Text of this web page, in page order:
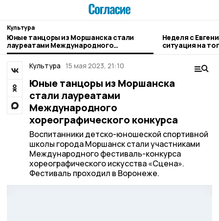
Культура
Юные танцоры из Моршанска стали
лауреатами Международного
хореографического конкурса
Неделя с
ситуация на
городе и
Культура 15 мая 2023, 21:10
Юные танцоры из Моршанска
стали лауреатами
Международного
хореографического конкурса
Воспитанники детско-юношеской спортивной
школы города Моршанск стали участниками
Международного фестиваль-конкурса
хореографического искусства «Сцена».
Фестиваль проходил в Воронеже.